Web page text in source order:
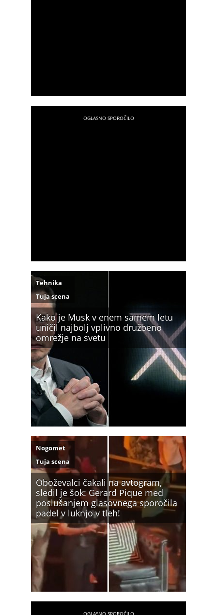
Kako je Musk v enem samem letu
uničil najbolj vplivno družbeno
omrežje na svetu
Tehnika
Tuja scena
Oboževalci čakali na avtogram,
sledil je šok: Gerard Pique med
poslušanjem glasovnega sporočila
padel v luknjo v tleh!
Nogomet
Tuja scena